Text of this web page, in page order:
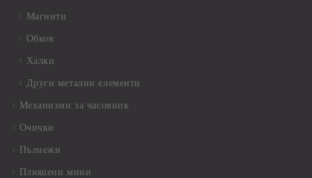
Магнити
Обков
Халки
Други метални елементи
Механизми за часовник
Очички
Пълнежи
Плюшени мини